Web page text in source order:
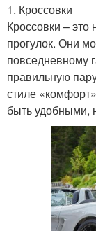
1. Кроссовки
Кроссовки – это
прогулок. Они
повседневному
правильную
стиле
быть удобными,